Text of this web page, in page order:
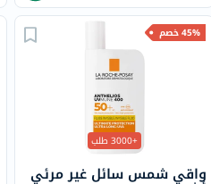
45% خصم
+3000 طلب
واقي شمس سائل غير مرئي